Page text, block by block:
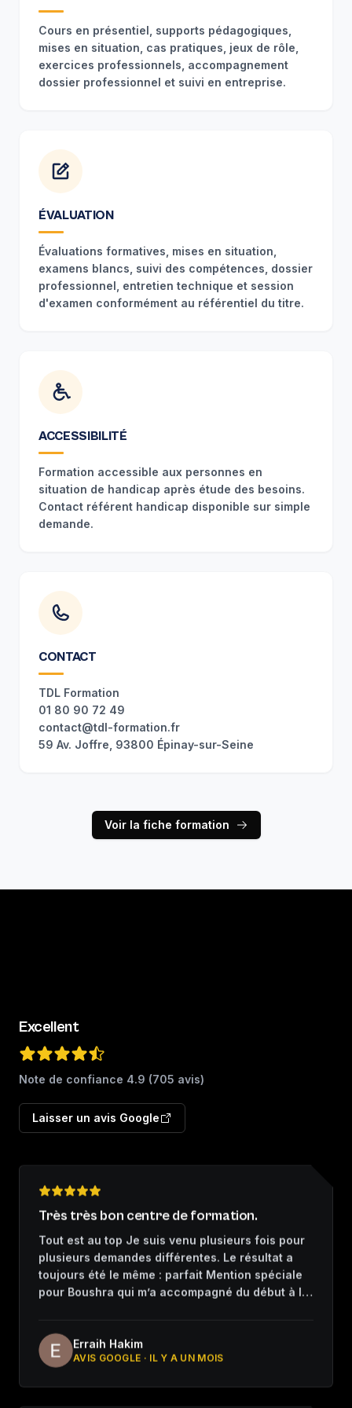
Cours en présentiel, supports pédagogiques,
mises en situation, cas pratiques, jeux de rôle,
exercices professionnels, accompagnement
dossier professionnel et suivi en entreprise.
ÉVALUATION
Évaluations formatives, mises en situation,
examens blancs, suivi des compétences, dossier
professionnel, entretien technique et session
d'examen conformément au référentiel du titre.
ACCESSIBILITÉ
Formation accessible aux personnes en
situation de handicap après étude des besoins.
Contact référent handicap disponible sur simple
demande.
CONTACT
TDL Formation
01 80 90 72 49
contact@tdl-formation.fr
59 Av. Joffre, 93800 Épinay-sur-Seine
Voir la fiche formation
Excellent
Note de confiance 4.9 (705 avis)
Laisser un avis Google
Très très bon centre de formation.
Tout est au top Je suis venu plusieurs fois pour
plusieurs demandes différentes. Le résultat a
toujours été le même : parfait Mention spéciale
pour Boushra qui m’a accompagné du début à la
Erraih Hakim
AVIS GOOGLE · IL Y A UN MOIS